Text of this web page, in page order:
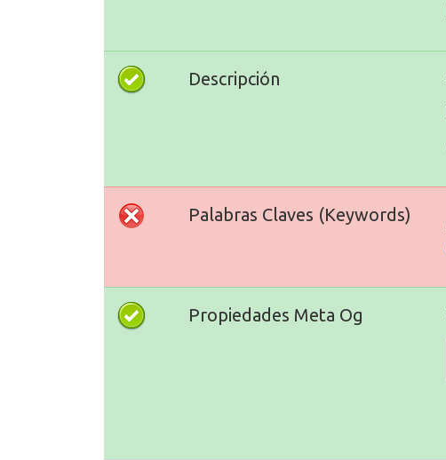
Descripción
Palabras Claves (Keywords)
Propiedades Meta Og